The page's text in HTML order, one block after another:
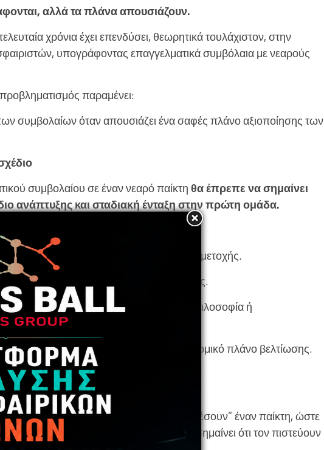
αλλά τα πλάνα απουσιάζουν.
χρόνια έχει επενδύσει, θεωρητικά τουλάχιστον, στην
υπογράφοντας επαγγελματικά συμβόλαια με νεαρούς
παραμένει:
συμβολαίων όταν απουσιάζει ένα σαφές πλάνο αξιοποίησης των
συμβολαίου σε έναν νεαρό παίκτηθα έπρεπε να σημαίνει
ανάπτυξης και σταδιακή ένταξη στην πρώτη ομάδα.
το αντίθετο:
υπογράφουν δεν παίρνουν ούτε λεπτό συμμετοχής.
προπονήσεις της πρώτης ομάδας.
σε ομάδες με εντελώς διαφορετική φιλοσοφία ή
και τα 20 τους χωρίς ξεκάθαρο ρόλο ή ατομικό πλάνο βελτίωσης.
συμβόλαια;
τροφείων):
συμβόλαια με σκοπό να “δέσουν” έναν παίκτη, ώστε
οφέλη ή τροφεία στο μέλλον. Δεν σημαίνει ότι τον πιστεύουν